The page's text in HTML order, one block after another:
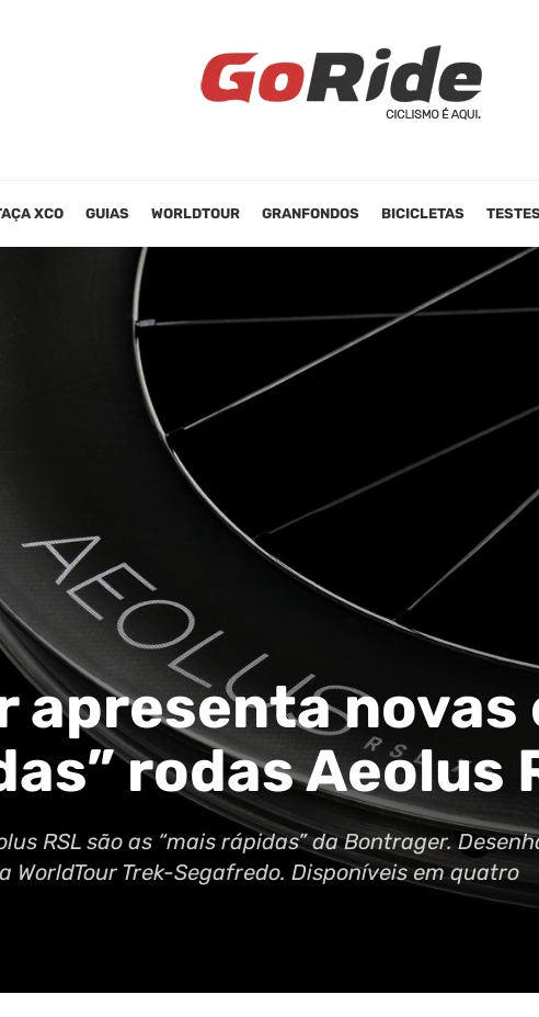
XCO GUIAS WORLDTOUR GRANFONDOS BICICLETAS
apresenta novas
rodas Aeolus
RSL são as “mais rápidas” da Bontrager.
WorldTour Trek-Segafredo. Disponíveis em quatro